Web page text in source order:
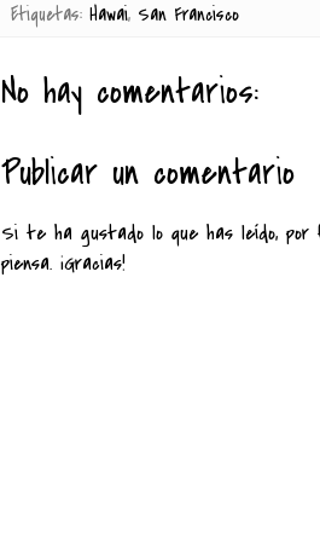
Etiquetas: Hawai, San Francisco
No hay comentarios:
Publicar un comentario
Si te ha gustado lo que has leído, por
piensa. ¡Gracias!